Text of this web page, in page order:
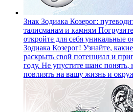
Знак Зодиака Козерог:
талисманам и камням
откройте для себя уникальные
Зодиака Козерог! Узнайте,
раскрыть свой потенциал и
году. Не упустите шанс понять,
повлиять на вашу жизнь и